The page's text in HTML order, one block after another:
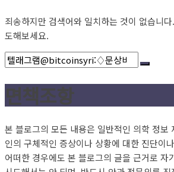
죄송하지만 검색어와 일치하는 것이 없습니
도해보세요.
면책조항
본 블로그의 모든 내용은 일반적인 의학 정보
인의 구체적인 증상이나 상황에 대한 진단이
어떠한 경우에도 본 블로그의 글을 근거로 자